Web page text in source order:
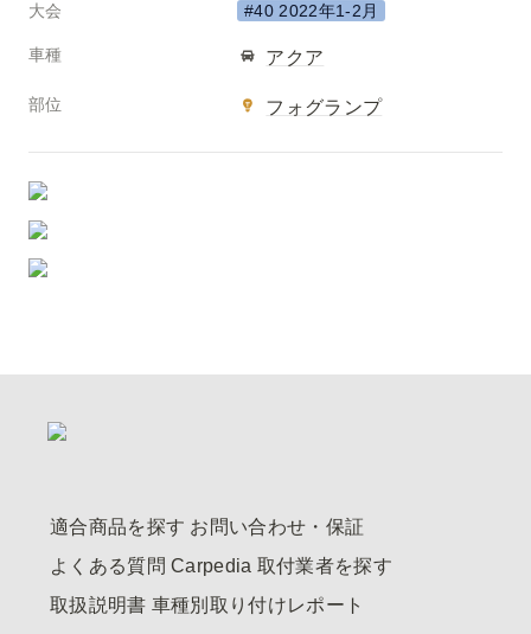
大会 #40 2022年1-2月
車種 アクア
部位 フォグランプ
適合商品を探す お問い合わせ・保証
よくある質問 Carpedia 取付業者を探す
取扱説明書 車種別取り付けレポート